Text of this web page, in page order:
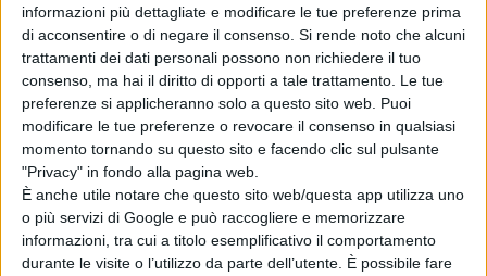
informazioni più dettagliate e modificare le tue preferenze prima
di acconsentire o di negare il consenso. Si rende noto che alcuni
trattamenti dei dati personali possono non richiedere il tuo
consenso, ma hai il diritto di opporti a tale trattamento. Le tue
preferenze si applicheranno solo a questo sito web. Puoi
modificare le tue preferenze o revocare il consenso in qualsiasi
momento tornando su questo sito e facendo clic sul pulsante
"Privacy" in fondo alla pagina web.
È anche utile notare che questo sito web/questa app utilizza uno
o più servizi di Google e può raccogliere e memorizzare
informazioni, tra cui a titolo esemplificativo il comportamento
durante le visite o l’utilizzo da parte dell’utente. È possibile fare
(compagine, ricordiamolo, militante in serie D) e dalla
sconfitta al terzo, in casa del favorito Empoli dell’ex
Leonardo Mancuso, ma solo ai supplementari, avevano
lasciato supporre un miglior esordio in campionato. In
verità l’Arechi di Salerno è sempre stato un terreno
storicamente ostico per i colori biancazzurri, il che
potrebbe per il momento parzialmente consolarci. Si
tratta poi, in ogni caso, ancora di calcio estivo, con una